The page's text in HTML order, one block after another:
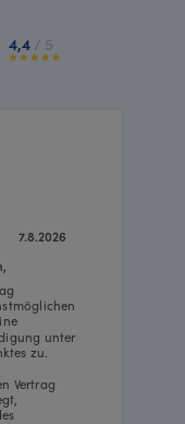
4,4 / 5
7.8.2026
unter
zu.
Vertrag